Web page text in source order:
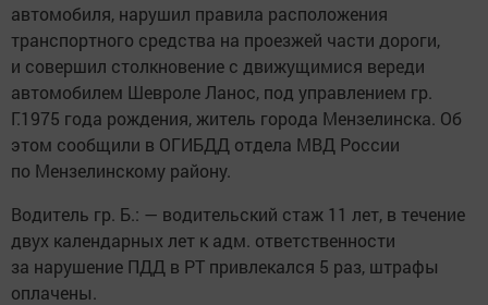
автомобиля, нарушил правила расположения
транспортного средства на проезжей части дороги,
и совершил столкновение с движущимися вереди
автомобилем Шевроле Ланос, под управлением гр.
Г.1975 года рождения, житель города Мензелинска. Об
этом сообщили в ОГИБДД отдела МВД России
по Мензелинскому району.
Водитель гр. Б.: — водительский стаж 11 лет, в течение
двух календарных лет к адм. ответственности
за нарушение ПДД в РТ привлекался 5 раз, штрафы
оплачены.